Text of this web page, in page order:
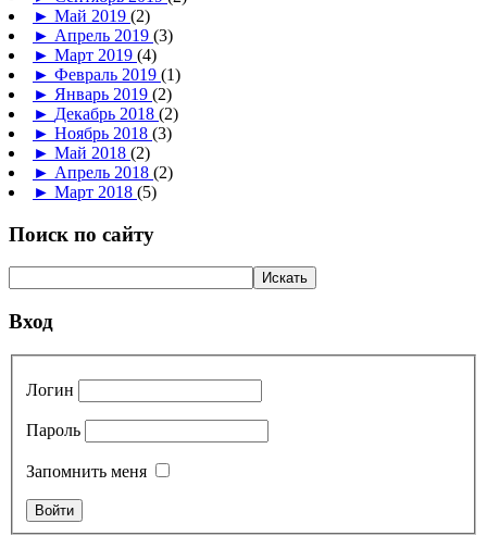
► Май 2019 (2)
► Апрель 2019 (3)
► Март 2019 (4)
► Февраль 2019 (1)
► Январь 2019 (2)
► Декабрь 2018 (2)
► Ноябрь 2018 (3)
► Май 2018 (2)
► Апрель 2018 (2)
► Март 2018 (5)
Поиск по сайту
Вход
Логин
Пароль
Запомнить меня